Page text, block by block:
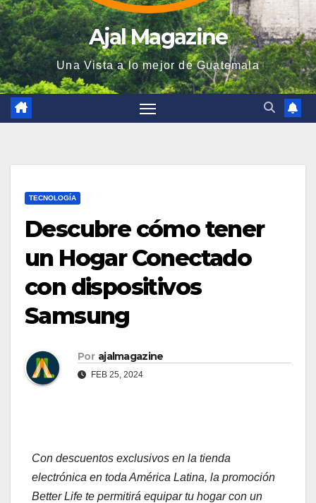
Ajal Magazine
Una Vista a lo mejor de Guatemala
TECNOLOGÍA
Descubre cómo tener
un Hogar Conectado
con dispositivos
Samsung
Por ajalmagazine
FEB 25, 2024
Con descuentos exclusivos en la tienda
electrónica en toda América Latina, la promoción
Better Life te permitirá equipar tu hogar con un